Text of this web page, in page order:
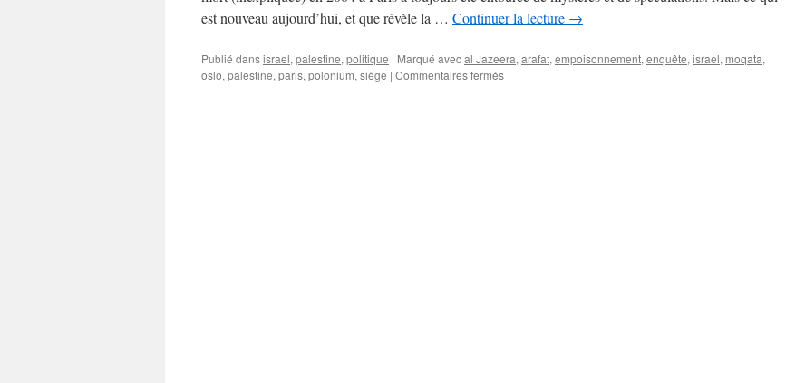
est nouveau aujourd’hui, et que révèle la … Continuer la lecture →
Publié dansisrael, palestine, politique | Marqué avecal Jazeera, arafat, empoisonnement, enquête, israel, moqata,
oslo, palestine, paris, polonium, siège | Commentaires fermés